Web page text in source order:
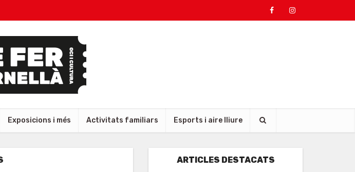
Exposicions i més Activitats familiars Esports i aire lliure
ARTICLES DESTACATS